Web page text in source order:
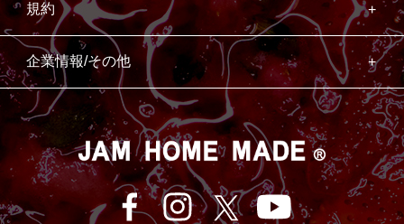
規約
企業情報/その他